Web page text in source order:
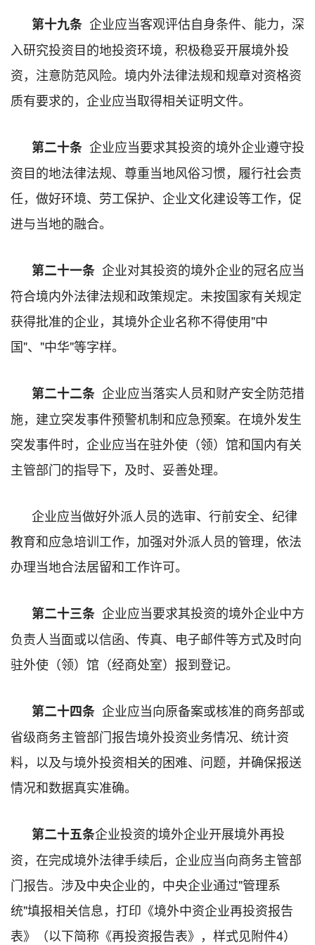
第十九条 企业应当客观评估自身条件、能力，深
入研究投资目的地投资环境，积极稳妥开展境外投
资，注意防范风险。境内外法律法规和规章对资格资
质有要求的，企业应当取得相关证明文件。
第二十条 企业应当要求其投资的境外企业遵守投
资目的地法律法规、尊重当地风俗习惯，履行社会责
任，做好环境、劳工保护、企业文化建设等工作，促
进与当地的融合。
第二十一条 企业对其投资的境外企业的冠名应当
符合境内外法律法规和政策规定。未按国家有关规定
获得批准的企业，其境外企业名称不得使用"中
国"、"中华"等字样。
第二十二条 企业应当落实人员和财产安全防范措
施，建立突发事件预警机制和应急预案。在境外发生
突发事件时，企业应当在驻外使（领）馆和国内有关
主管部门的指导下，及时、妥善处理。
企业应当做好外派人员的选审、行前安全、纪律
教育和应急培训工作，加强对外派人员的管理，依法
办理当地合法居留和工作许可。
第二十三条 企业应当要求其投资的境外企业中方
负责人当面或以信函、传真、电子邮件等方式及时向
驻外使（领）馆（经商处室）报到登记。
第二十四条 企业应当向原备案或核准的商务部或
省级商务主管部门报告境外投资业务情况、统计资
料，以及与境外投资相关的困难、问题，并确保报送
情况和数据真实准确。
第二十五条企业投资的境外企业开展境外再投
资，在完成境外法律手续后，企业应当向商务主管部
门报告。涉及中央企业的，中央企业通过"管理系
统"填报相关信息，打印《境外中资企业再投资报告
表》（以下简称《再投资报告表》，样式见附件4）